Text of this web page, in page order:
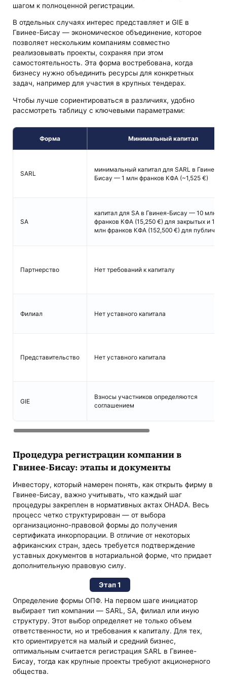
шагом к полноценной регистрации.
В отдельных случаях интерес представляет и GIE в
Гвинее-Бисау — экономическое объединение, которое
позволяет нескольким компаниям совместно
реализовывать проекты, сохраняя при этом
самостоятельность. Эта форма востребована, когда
бизнесу нужно объединить ресурсы для конкретных
задач, например для участия в крупных тендерах.
Чтобы лучше сориентироваться в различиях, удобно
рассмотреть таблицу с ключевыми параметрами:
Форма Минимальный капитал
SARL
минимальный капитал для SARL в Гвинее-
Бисау — 1 млн франков КФА (~1,525 €)
SA
капитал для SA в Гвинея-Бисау — 10 млн
франков КФА (15,250 €) для закрытых и 100
млн франков КФА (152,500 €) для публичных
Партнерство Нет требований к капиталу
Филиал Нет уставного капитала
Представительство Нет уставного капитала
GIE
Взносы участников определяются
соглашением
Процедура регистрации компании в
Гвинее-Бисау: этапы и документы
Инвестору, который намерен понять, как открыть фирму в
Гвинее-Бисау, важно учитывать, что каждый шаг
процедуры закреплен в нормативных актах OHADA. Весь
процесс четко структурирован — от выбора
организационно-правовой формы до получения
сертификата инкорпорации. В отличие от некоторых
африканских стран, здесь требуется подтверждение
уставных документов в нотариальной форме, что придает
дополнительную правовую силу.
Этап 1
Определение формы ОПФ. На первом шаге инициатор
выбирает тип компании — SARL, SA, филиал или иную
структуру. Этот выбор определяет не только объем
ответственности, но и требования к капиталу. Для тех,
кто ориентируется на малый и средний бизнес,
оптимальным считается регистрация SARL в Гвинее-
Бисау, тогда как крупные проекты требуют акционерного
общества.